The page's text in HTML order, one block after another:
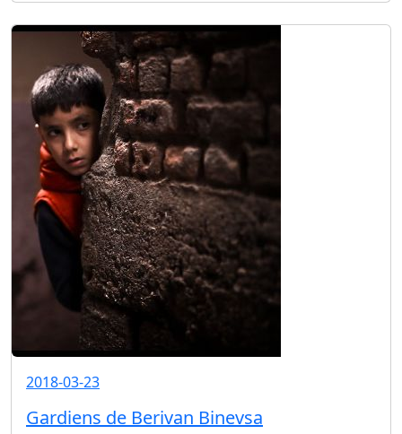
2018-03-23
Gardiens de Berivan Binevsa